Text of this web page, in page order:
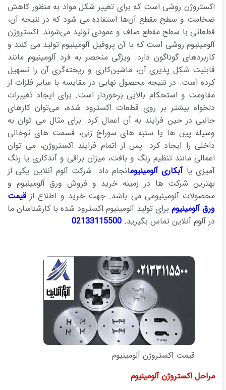
اکستروژن روشی است که برای تغییر شکل مواد به منظور کاهش
ضخامت و سطح مقطع آن‌ها استفاده می شود که در نتیجه آن،
قطعاتی با سطح مقطع صاف و عمودی تولید می‌شوند. اکستروژن
آلومینیوم روشی است که با آن پروفیل آلومینیوم تولید می کنند و
کاربردهای گوناگون دارد. ویژگی منحصر به فرد آلومینیوم مانند
قابلیت شکل پذیری آن، ماشین‌کاری و ریخته‌گری آن را تسهیل
کرده است. در نتیجه محصول نهایی در مقایسه با سایر فلزات از
مقاومت و استحکام بالایی برخوردار است. برای ایجاد تغییرات
دلخواه بیشتر بر روی قطعات اکسترود شده، می‌توان کارهای
جانبی در حین فرایند به آن اعمال کرد. برای مثال می توان به
وسیله پین ها یا سنبه های سوراخ زنی، قسمت های توخالی
داخلی را ایجاد کرد. پس از اتمام فرایند اکستروژن، می توان
اعمالی مانند تنظیم رنگ و بافت، میزان براقی و آندکاری یا رنگ
آمیزی یاآبکاری آلومینیومانجام داد. شرکت آلوم آنلاین یکی از
بهترین شرکت ها در زمینه خرید و فروش ورق آلومینیوم و
محصولات آلومینیومی می باشد. جهت خرید و اطلاع از قیمت
ورق آلومینیوم برای تولید آلومینیوم اکسترود شده با کارشناسان ما
در آلوم آنلاین تماس بگیرید. 02133115500
قیمت اکستروژن آلومینیوم
مراحل اکستروژن آلومینیوم